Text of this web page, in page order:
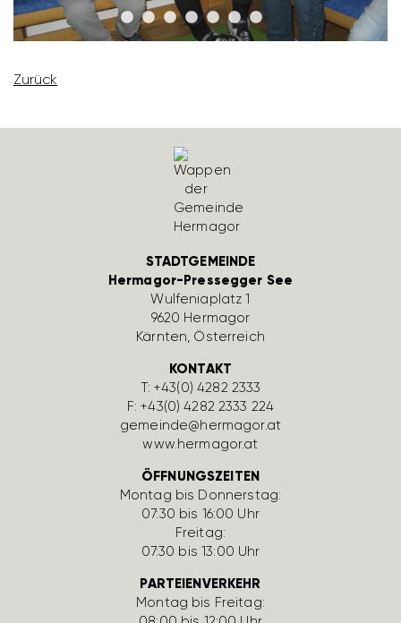
Zurück
STADTGEMEINDE
Hermagor-Pressegger See
Wulfe­nia­platz 1
9620 Hermagor
Kärnten, Öster­reich
KONTAKT
T:+43(0) 4282 2333
F: +43(0) 4282 2333 224
gemeinde@hermagor.at
www.hermagor.at
ÖFFNUNGSZEITEN
Montag bis Donnerstag:
07:30 bis 16:00 Uhr
Freitag:
07:30 bis 13:00 Uhr
PARTEIENVERKEHR
Montag bis Freitag: